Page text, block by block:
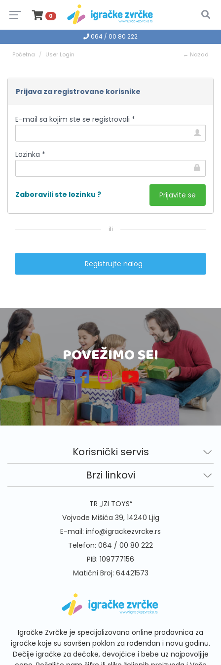
0
064 / 00 80 222
Početna User Login ← Nazad
Prijava za registrovane korisnike
E-mail sa kojim ste se registrovali *
Lozinka *
Zaboravili ste lozinku ?
ili
Registrujte nalog
POVEŽIMO SE!
Korisnički servis
Brzi linkovi
TR „IZI TOYS“
Vojvode Mišića 39, 14240 Ljig
E-mail: info@igrackezvrcke.rs
Telefon: 064 / 00 80 222
PIB: 109777156
Matični Broj: 64421573
Igračke Zvrčke je specijalizovana online prodavnica za
igračke koje su savršen poklon za rođendan i novu godinu.
Dečije igračke za dečake, devojčice i bebe uz najpovoljije